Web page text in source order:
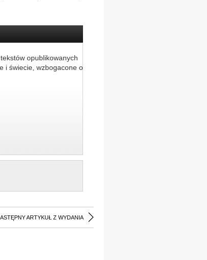
opublikowanych
i świecie, wzbogacone o
ARTYKUŁ Z WYDANIA